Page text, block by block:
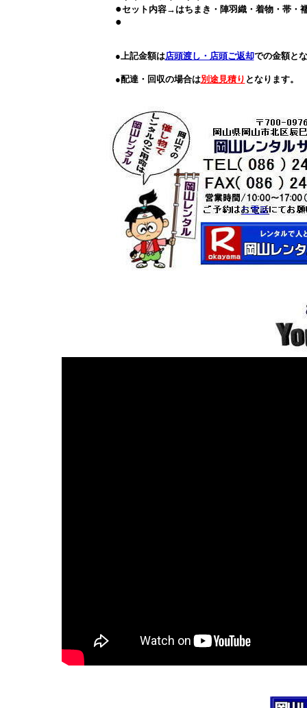
●セット内容→はちまき・陣羽織・着物・帯・
●
●上記金額は店頭渡し・店頭ご返却での金額と
●配達・回収の場合は別途見積り となります。